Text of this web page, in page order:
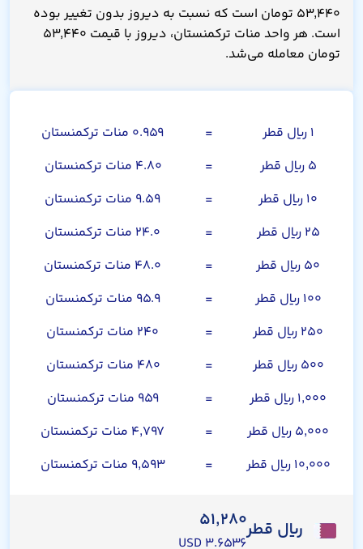
۵۳,۴۴۰ تومان است که نسبت به دیروز بدون تغییر بوده
است. هر واحد منات ترکمنستان، دیروز با قیمت ۵۳,۴۴۰
تومان معامله می‌شد.
۱ ریال قطر =
۰.۹۵۹ منات ترکمنستان
۵ ریال قطر
=
۴.۸۰ منات ترکمنستان
۱۰ ریال قطر
=
۹.۵۹ منات ترکمنستان
۲۵ ریال قطر
=
۲۴.۰ منات ترکمنستان
۵۰ ریال قطر
=
۴۸.۰ منات ترکمنستان
۱۰۰ ریال قطر
=
۹۵.۹ منات ترکمنستان
۲۵۰ ریال قطر
=
۲۴۰ منات ترکمنستان
۵۰۰ ریال قطر
=
۴۸۰ منات ترکمنستان
۱,۰۰۰ ریال قطر
=
۹۵۹ منات ترکمنستان
۵,۰۰۰ ریال قطر
=
۴,۷۹۷ منات ترکمنستان
۱۰,۰۰۰ ریال قطر
= ۹,۵۹۳ منات ترکمنستان
ریال قطر۵۱,۲۸۰
۳.۶۵۳۶ USD